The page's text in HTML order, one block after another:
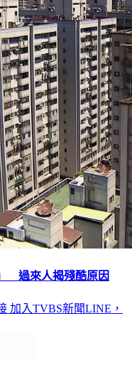
過來人揭殘酷原因
加入TVBS新聞LINE，